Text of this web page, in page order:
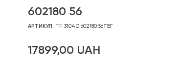
602180 56
АРТИКУЛ: TF 3104D 602180 56ТЕГ
17899,00 UAH